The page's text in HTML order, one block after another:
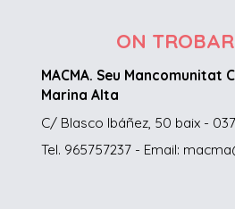
ON
MACMA. Seu Mancomunitat
Marina Alta
C/ Blasco Ibáñez, 50 baix -
Tel. 965757237 - Email: